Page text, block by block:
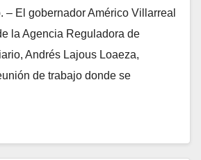
– El gobernador Américo Villarreal
la Agencia Reguladora de
Andrés Lajous Loaeza,
de trabajo donde se